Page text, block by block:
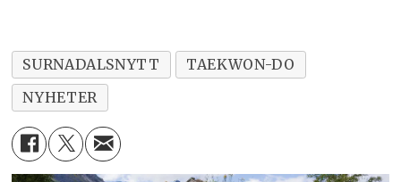
SURNADALSNYTT
TAEKWON-DO
NYHETER